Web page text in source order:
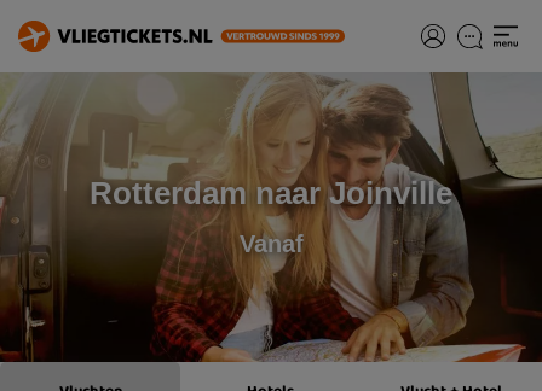
Rotterdam naar Joinville
Vanaf